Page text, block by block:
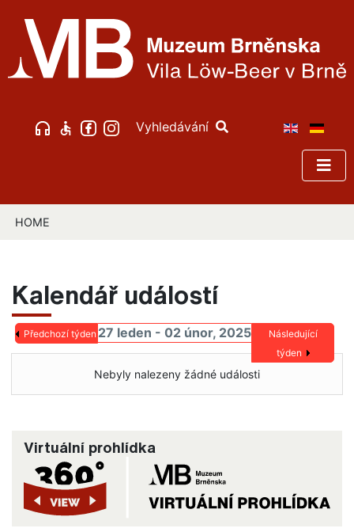
Vyhledávání
HOME
Kalendář událostí
Předchozí týden 27 leden - 02 únor, 2025
Následující
týden
Nebyly nalezeny žádné události
Virtuální prohlídka